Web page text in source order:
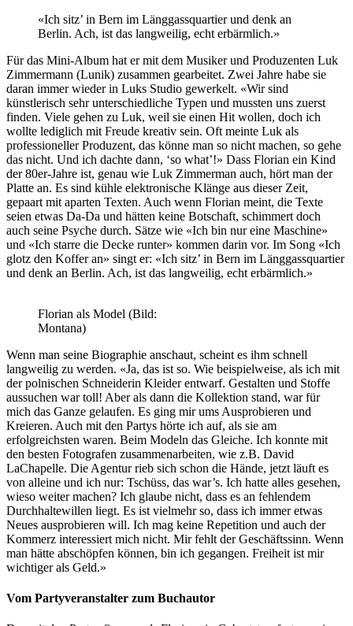
«Ich sitz’ in Bern im Länggassquartier und denk an
Berlin. Ach, ist das langweilig, echt erbärmlich.»
Für das Mini-Album hat er mit dem Musiker und Produzenten Luk
Zimmermann (Lunik) zusammen gearbeitet. Zwei Jahre habe sie
daran immer wieder in Luks Studio gewerkelt. «Wir sind
künstlerisch sehr unterschiedliche Typen und mussten uns zuerst
finden. Viele gehen zu Luk, weil sie einen Hit wollen, doch ich
wollte lediglich mit Freude kreativ sein. Oft meinte Luk als
professioneller Produzent, das könne man so nicht machen, so gehe
das nicht. Und ich dachte dann, ‘so what’!» Dass Florian ein Kind
der 80er-Jahre ist, genau wie Luk Zimmerman auch, hört man der
Platte an. Es sind kühle elektronische Klänge aus dieser Zeit,
gepaart mit aparten Texten. Auch wenn Florian meint, die Texte
seien etwas Da-Da und hätten keine Botschaft, schimmert doch
auch seine Psyche durch. Sätze wie «Ich bin nur eine Maschine»
und «Ich starre die Decke runter» kommen darin vor. Im Song «Ich
glotz den Koffer an» singt er: «Ich sitz’ in Bern im Länggassquartier
und denk an Berlin. Ach, ist das langweilig, echt erbärmlich.»
Florian als Model (Bild:
Montana)
Wenn man seine Biographie anschaut, scheint es ihm schnell
langweilig zu werden. «Ja, das ist so. Wie beispielweise, als ich mit
der polnischen Schneiderin Kleider entwarf. Gestalten und Stoffe
aussuchen war toll! Aber als dann die Kollektion stand, war für
mich das Ganze gelaufen. Es ging mir ums Ausprobieren und
Kreieren. Auch mit den Partys hörte ich auf, als sie am
erfolgreichsten waren. Beim Modeln das Gleiche. Ich konnte mit
den besten Fotografen zusammenarbeiten, wie z.B. David
LaChapelle. Die Agentur rieb sich schon die Hände, jetzt läuft es
von alleine und ich nur: Tschüss, das war’s. Ich hatte alles gesehen,
wieso weiter machen? Ich glaube nicht, dass es an fehlendem
Durchhaltewillen liegt. Es ist vielmehr so, dass ich immer etwas
Neues ausprobieren will. Ich mag keine Repetition und auch der
Kommerz interessiert mich nicht. Mir fehlt der Geschäftssinn. Wenn
man hätte abschöpfen können, bin ich gegangen. Freiheit ist mir
wichtiger als Geld.»
Vom Partyveranstalter zum Buchautor